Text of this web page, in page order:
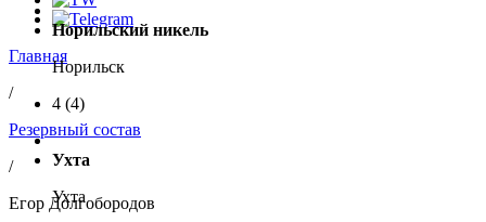
Главная
/
Резервный состав
/
Егор Долгобородов
Норильский никель
Норильск
4 (4)
Ухта
Ухта